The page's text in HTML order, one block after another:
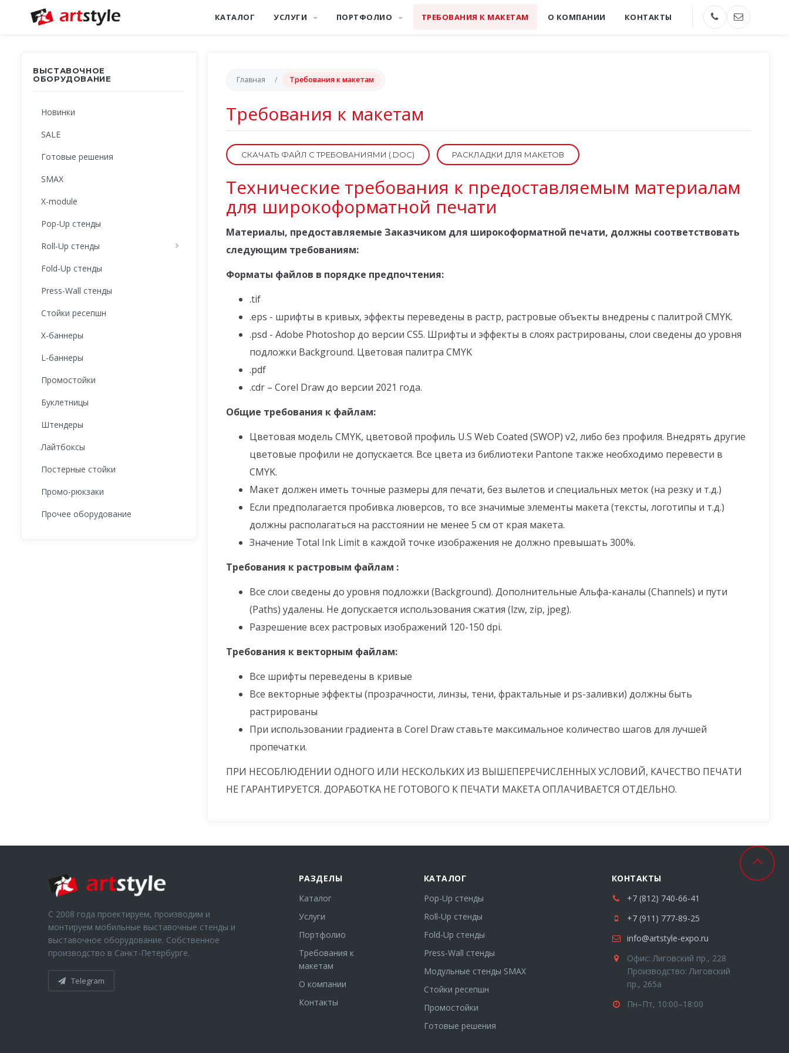
КАТАЛОГ УСЛУГИ ПОРТФОЛИО ТРЕБОВАНИЯ К МАКЕТАМ О КОМПАНИИ КОНТАКТЫ
Главная Требования к макетам
Требования к макетам
СКАЧАТЬ ФАЙЛ С ТРЕБОВАНИЯМИ (.DOC) РАСКЛАДКИ ДЛЯ МАКЕТОВ
Технические требования к предоставляемым материалам
для широкоформатной печати
Материалы, предоставляемые Заказчиком для широкоформатной печати, должны соответствовать
следующим требованиям:
Форматы файлов в порядке предпочтения:
.tif
.eps - шрифты в кривых, эффекты переведены в растр, растровые объекты внедрены с палитрой CMYK.
.psd - Adobe Photoshop до версии CS5. Шрифты и эффекты в слоях растрированы, слои сведены до уровня
подложки Background. Цветовая палитра CMYK
.pdf
.cdr – Corel Draw до версии 2021 года.
Общие требования к файлам:
Цветовая модель CMYK, цветовой профиль U.S Web Coated (SWOP) v2, либо без профиля. Внедрять другие
цветовые профили не допускается. Все цвета из библиотеки Pantone также необходимо перевести в
CMYK.
Макет должен иметь точные размеры для печати, без вылетов и специальных меток (на резку и т.д.)
Если предполагается пробивка люверсов, то все значимые элементы макета (тексты, логотипы и т.д.)
должны располагаться на расстоянии не менее 5 см от края макета.
Значение Total Ink Limit в каждой точке изображения не должно превышать 300%.
Требования к растровым файлам :
Все слои сведены до уровня подложки (Background). Дополнительные Альфа-каналы (Channels) и пути
(Paths) удалены. Не допускается использования сжатия (lzw, zip, jpeg).
Разрешение всех растровых изображений 120-150 dpi.
Требования к векторным файлам:
Все шрифты переведены в кривые
Все векторные эффекты (прозрачности, линзы, тени, фрактальные и ps-заливки) должны быть
растрированы
При использовании градиента в Corel Draw ставьте максимальное количество шагов для лучшей
пропечатки.
ПРИ НЕСОБЛЮДЕНИИ ОДНОГО ИЛИ НЕСКОЛЬКИХ ИЗ ВЫШЕПЕРЕЧИСЛЕННЫХ УСЛОВИЙ, КАЧЕСТВО ПЕЧАТИ
НЕ ГАРАНТИРУЕТСЯ. ДОРАБОТКА НЕ ГОТОВОГО К ПЕЧАТИ МАКЕТА ОПЛАЧИВАЕТСЯ ОТДЕЛЬНО.
ВЫСТАВОЧНОЕ
ОБОРУДОВАНИЕ
Новинки
SALE
Готовые решения
SMAX
X-module
Pop-Up стенды
Roll-Up стенды
Fold-Up стенды
Press-Wall стенды
Стойки ресепшн
X-баннеры
L-баннеры
Промостойки
Буклетницы
Штендеры
Лайтбоксы
Постерные стойки
Промо-рюкзаки
Прочее оборудование
С 2008 года проектируем, производим и
монтируем мобильные выставочные стенды и
выставочное оборудование. Собственное
производство в Санкт-Петербурге.
Telegram
РАЗДЕЛЫ
Каталог
Услуги
Портфолио
Требования к
макетам
О компании
Контакты
КАТАЛОГ
Pop-Up стенды
Roll-Up стенды
Fold-Up стенды
Press-Wall стенды
Модульные стенды SMAX
Стойки ресепшн
Промостойки
Готовые решения
КОНТАКТЫ
+7 (812) 740-66-41
+7 (911) 777-89-25
info@artstyle-expo.ru
Офис: Лиговский пр., 228
Производство: Лиговский
пр., 265а
Пн–Пт, 10:00–18:00